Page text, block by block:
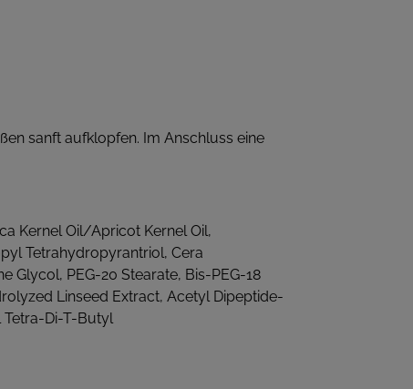
sanft aufklopfen. Im Anschluss eine
Kernel Oil/Apricot Kernel Oil,
Tetrahydropyrantriol, Cera
Glycol, PEG-20 Stearate, Bis-PEG-18
Linseed Extract, Acetyl Dipeptide-
Di-T-Butyl